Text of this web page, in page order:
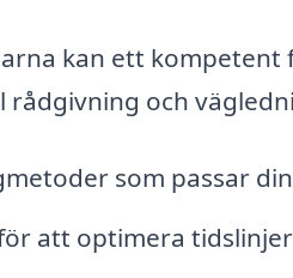
kan ett
rådgivning och
som passar
att optimera